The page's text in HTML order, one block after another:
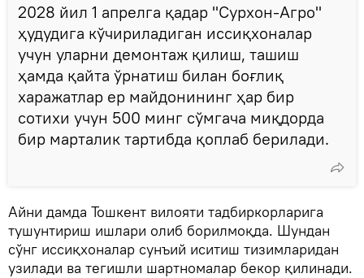
2028 йил 1 апрелга қадар "Сурхон-Агро"
ҳудудига кўчириладиган иссиқхоналар
учун уларни демонтаж қилиш, ташиш
ҳамда қайта ўрнатиш билан боғлиқ
харажатлар ер майдонининг ҳар бир
сотихи учун 500 минг сўмгача миқдорда
бир марталик тартибда қоплаб берилади.
Айни дамда Тошкент вилояти тадбиркорларига
тушунтириш ишлари олиб борилмоқда. Шундан
сўнг иссиқхоналар сунъий иситиш тизимларидан
узилади ва тегишли шартномалар бекор қилинади.